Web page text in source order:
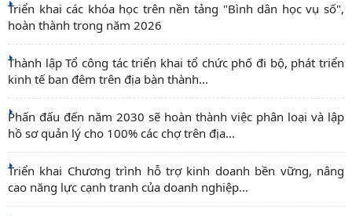
Triển khai các khóa học trên nền tảng "Bình dân học vụ số",
hoàn thành trong năm 2026
Thành lập Tổ công tác triển khai tổ chức phố đi bộ, phát triển
kinh tế ban đêm trên địa bàn thành...
Phấn đấu đến năm 2030 sẽ hoàn thành việc phân loại và lập
hồ sơ quản lý cho 100% các chợ trên địa...
Triển khai Chương trình hỗ trợ kinh doanh bền vững, nâng
cao năng lực cạnh tranh của doanh nghiệp...